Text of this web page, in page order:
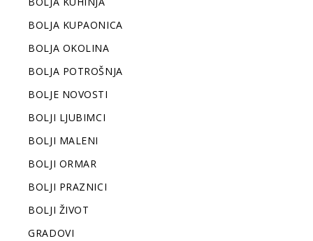
BOLJA KUPAONICA
BOLJA OKOLINA
BOLJA POTROŠNJA
BOLJE NOVOSTI
BOLJI LJUBIMCI
BOLJI MALENI
BOLJI ORMAR
BOLJI PRAZNICI
BOLJI ŽIVOT
GRADOVI